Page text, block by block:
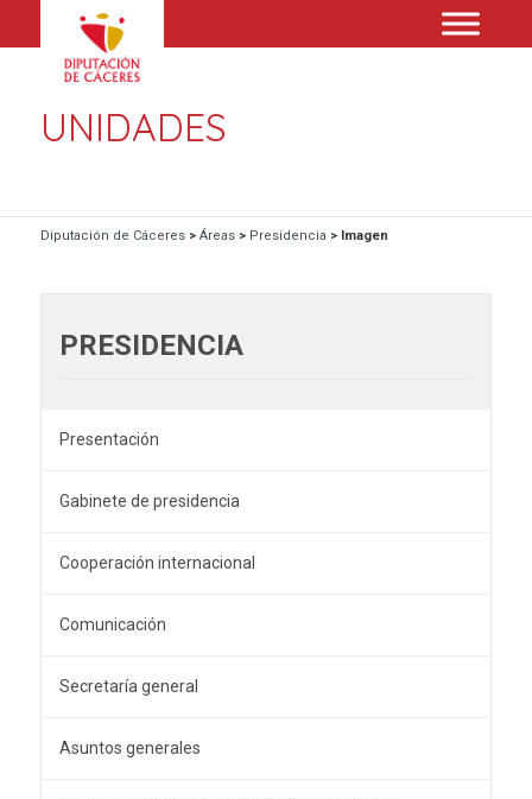
UNIDADES
Diputación de Cáceres> Áreas> Presidencia > Imagen
PRESIDENCIA
Presentación
Gabinete de presidencia
Cooperación internacional
Comunicación
Secretaría general
Asuntos generales